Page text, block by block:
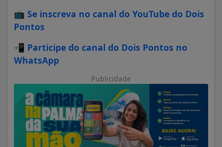
📺 Se inscreva no canal do YouTube do Dois
Pontos
📲 Participe do canal do Dois Pontos no
WhatsApp
Publicidade